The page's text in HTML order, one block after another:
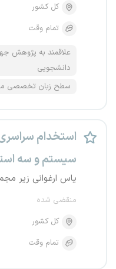
کل کشور
تمام وقت
علاقمند به پژوهش
دانشجویی
سطح زبان تخصصی
استخدام
سیستم و سه
یاس ارغوانی زیر
منقضی شده
کل کشور
تمام وقت